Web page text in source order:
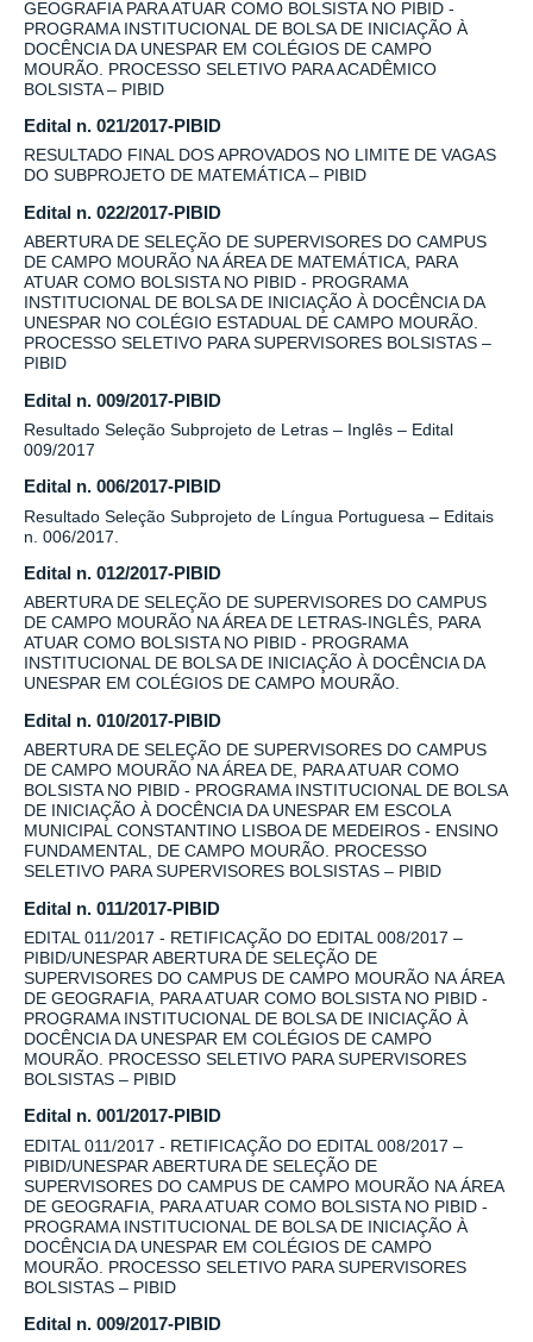
GEOGRAFIA PARA ATUAR COMO BOLSISTA NO PIBID -
PROGRAMA INSTITUCIONAL DE BOLSA DE INICIAÇÃO À
DOCÊNCIA DA UNESPAR EM COLÉGIOS DE CAMPO
MOURÃO. PROCESSO SELETIVO PARA ACADÊMICO
BOLSISTA – PIBID
Edital n. 021/2017-PIBID
RESULTADO FINAL DOS APROVADOS NO LIMITE DE VAGAS
DO SUBPROJETO DE MATEMÁTICA – PIBID
Edital n. 022/2017-PIBID
ABERTURA DE SELEÇÃO DE SUPERVISORES DO CAMPUS
DE CAMPO MOURÃO NA ÁREA DE MATEMÁTICA, PARA
ATUAR COMO BOLSISTA NO PIBID - PROGRAMA
INSTITUCIONAL DE BOLSA DE INICIAÇÃO À DOCÊNCIA DA
UNESPAR NO COLÉGIO ESTADUAL DE CAMPO MOURÃO.
PROCESSO SELETIVO PARA SUPERVISORES BOLSISTAS –
PIBID
Edital n. 009/2017-PIBID
Resultado Seleção Subprojeto de Letras – Inglês – Edital
009/2017
Edital n. 006/2017-PIBID
Resultado Seleção Subprojeto de Língua Portuguesa – Editais
n. 006/2017.
Edital n. 012/2017-PIBID
ABERTURA DE SELEÇÃO DE SUPERVISORES DO CAMPUS
DE CAMPO MOURÃO NA ÁREA DE LETRAS-INGLÊS, PARA
ATUAR COMO BOLSISTA NO PIBID - PROGRAMA
INSTITUCIONAL DE BOLSA DE INICIAÇÃO À DOCÊNCIA DA
UNESPAR EM COLÉGIOS DE CAMPO MOURÃO.
Edital n. 010/2017-PIBID
ABERTURA DE SELEÇÃO DE SUPERVISORES DO CAMPUS
DE CAMPO MOURÃO NA ÁREA DE, PARA ATUAR COMO
BOLSISTA NO PIBID - PROGRAMA INSTITUCIONAL DE BOLSA
DE INICIAÇÃO À DOCÊNCIA DA UNESPAR EM ESCOLA
MUNICIPAL CONSTANTINO LISBOA DE MEDEIROS - ENSINO
FUNDAMENTAL, DE CAMPO MOURÃO. PROCESSO
SELETIVO PARA SUPERVISORES BOLSISTAS – PIBID
Edital n. 011/2017-PIBID
EDITAL 011/2017 - RETIFICAÇÃO DO EDITAL 008/2017 –
PIBID/UNESPAR ABERTURA DE SELEÇÃO DE
SUPERVISORES DO CAMPUS DE CAMPO MOURÃO NA ÁREA
DE GEOGRAFIA, PARA ATUAR COMO BOLSISTA NO PIBID -
PROGRAMA INSTITUCIONAL DE BOLSA DE INICIAÇÃO À
DOCÊNCIA DA UNESPAR EM COLÉGIOS DE CAMPO
MOURÃO. PROCESSO SELETIVO PARA SUPERVISORES
BOLSISTAS – PIBID
Edital n. 001/2017-PIBID
EDITAL 011/2017 - RETIFICAÇÃO DO EDITAL 008/2017 –
PIBID/UNESPAR ABERTURA DE SELEÇÃO DE
SUPERVISORES DO CAMPUS DE CAMPO MOURÃO NA ÁREA
DE GEOGRAFIA, PARA ATUAR COMO BOLSISTA NO PIBID -
PROGRAMA INSTITUCIONAL DE BOLSA DE INICIAÇÃO À
DOCÊNCIA DA UNESPAR EM COLÉGIOS DE CAMPO
MOURÃO. PROCESSO SELETIVO PARA SUPERVISORES
BOLSISTAS – PIBID
Edital n. 009/2017-PIBID